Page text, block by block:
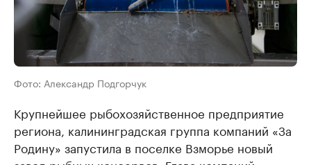
Фото: Александр Подгорчук
Крупнейшее рыбохозяйственное предприятие
региона, калининградская группа компаний «За
Родину» запустила в поселке Взморье новый